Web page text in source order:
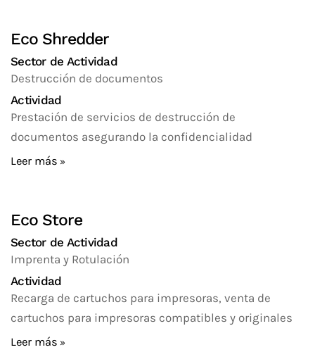
Eco Shredder
Sector de Actividad
Destrucción de documentos
Actividad
Prestación de servicios de destrucción de
documentos asegurando la confidencialidad
Leer más
Eco Store
Sector de Actividad
Imprenta y Rotulación
Actividad
Recarga de cartuchos para impresoras, venta de
cartuchos para impresoras compatibles y originales
Leer más